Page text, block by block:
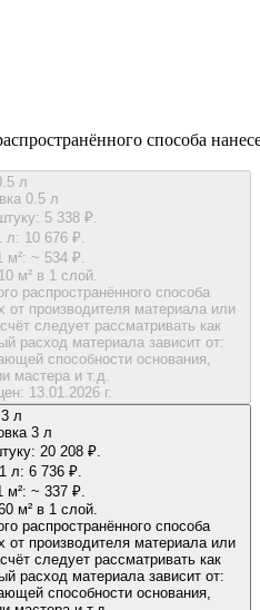
способа
л
0.5 л
5 338 ₽.
л: 10 676 ₽.
м²: ~ 534 ₽.
м² в 1 слой.
распространённого способа
от производителя материала или
следует рассматривать как
расход материала зависит от:
способности основания,
мастера и т.д.
13.01.2026 г.
3 л
3 л
20 208 ₽.
л: 6 736 ₽.
м²: ~ 337 ₽.
м² в 1 слой.
распространённого способа
от производителя материала или
следует рассматривать как
расход материала зависит от:
способности основания,